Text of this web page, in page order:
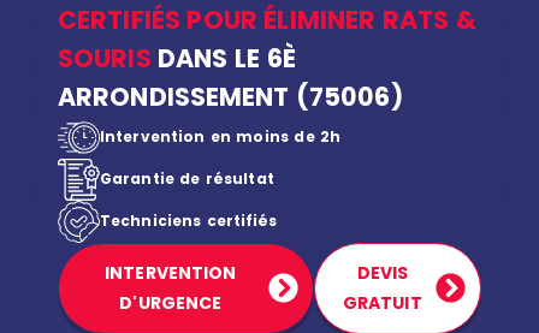
CERTIFIÉS POUR ÉLIMINER RATS &
SOURIS DANS LE 6È
ARRONDISSEMENT (75006)
Intervention en moins de 2h
Garantie de résultat
Techniciens certifiés
INTERVENTION
D'URGENCE
DEVIS
GRATUIT